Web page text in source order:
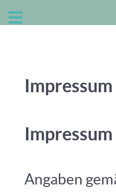
Impressum
Impressum
Angaben